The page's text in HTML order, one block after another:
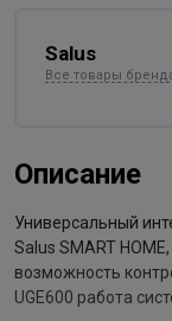
Salus
Все товары
Описание
Универсальный
Salus SMART
возможность
UGE600 работа